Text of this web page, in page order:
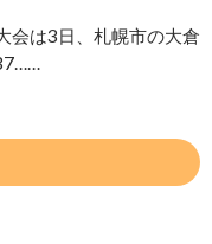
会は3日、札幌市の大倉